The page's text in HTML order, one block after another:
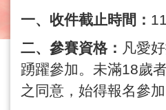
一、收件截止時間：
二、參賽資格： 凡愛
踴躍參加。未滿18歲
之同意，始得報名參加